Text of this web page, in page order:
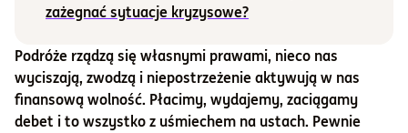
Podróże rządzą się własnymi prawami, nieco nas
wyciszają, zwodzą i niepostrzeżenie aktywują w nas
finansową wolność. Płacimy, wydajemy, zaciągamy
debet i to wszystko z uśmiechem na ustach. Pewnie
zażegnać sytuacje kryzysowe?